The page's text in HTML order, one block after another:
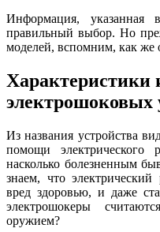
Информация, указанная
правильный выбор. Но
моделей, вспомним, как же
Характеристики
электрошоковых
Из названия устройства
помощи электрического
насколько болезненным
знаем, что
вред здоровью, и даже
электрошокеры
оружием?